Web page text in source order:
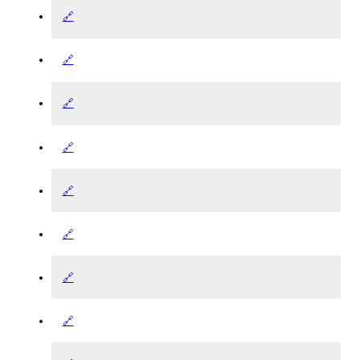
🔗
🔗
🔗
🔗
🔗
🔗
🔗
🔗